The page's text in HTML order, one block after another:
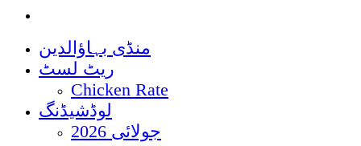
منڈی بہاؤالدین
ریٹ لسٹ
Chicken Rate
لوڈشیڈنگ
جولائی 2026